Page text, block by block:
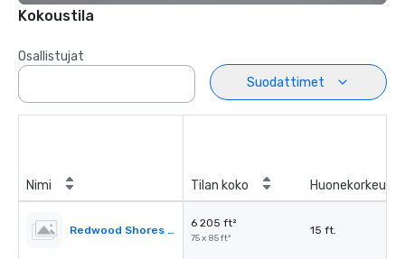
Kokoustila
Osallistujat
Suodattimet
Nimi Tilan koko Huonekorkeus
Redwood Shores Ballroom
6 205 ft²
75 x 85 ft²
15 ft.